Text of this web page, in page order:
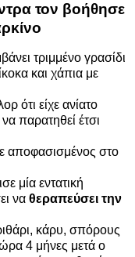
τον βοήθησε
τριμμένο γρασίδι
και χάπια με
ότι είχε ανίατο
παρατηθεί έτσι
αποφασισμένος στο
μία εντατική
να θεραπεύσει την
κάρυ, σπόρους
4 μήνες μετά ο